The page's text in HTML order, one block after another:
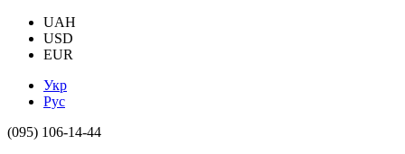
UAH
USD
EUR
Укр
Рус
(095) 106-14-44